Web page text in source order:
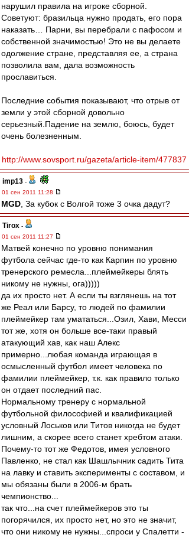
нарушил правила на игроке сборной.
Советуют: бразильца нужно продать, его пора
наказать… Парни, вы перебрали с пафосом и
собственной значимостью! Это не вы делаете
одолжение стране, представляя ее, а страна
позволила вам, дала возможность
прославиться.
Последние события показывают, что отрыв от
земли у этой сборной довольно
серьезный.Падение на землю, боюсь, будет
очень болезненным.
http://www.sovsport.ru/gazeta/article-item/477837
imp13 -
01 сен 2011 11:28
MGD , За кубок с Волгой тоже 3 очка дадут?
Tirox -
01 сен 2011 11:27
Матвей конечно по уровню понимания
футбола сейчас где-то как Карпин по уровню
тренерского ремесла...плеймейкеры блять
никому не нужны, ога)))))
да их просто нет. А если ты взглянешь на тот
же Реал или Барсу, то людей по фамилии
плеймейкер там умататься...Озил, Хави, Месси
тот же, хотя он больше все-таки правый
атакующий хав, как наш Алекс
примерно...любая команда играющая в
осмысленный футбол имеет человека по
фамилии плеймейкер, т.к. как правило только
он отдает последний пас.
Нормальному тренеру с нормальной
футбольной философией и квалификацией
условный Лоськов или Титов никогда не будет
лишним, а скорее всего станет хребтом атаки.
Почему-то тот же Федотов, имея условного
Павленко, не стал как Шашлычник садить Тита
на лавку и ставить эксперименты с составом, и
мы обязаны были в 2006-м брать
чемпионство...
так что...на счет плеймейкеров это ты
погорячился, их просто нет, но это не значит,
что они никому не нужны...спроси у Спалетти -